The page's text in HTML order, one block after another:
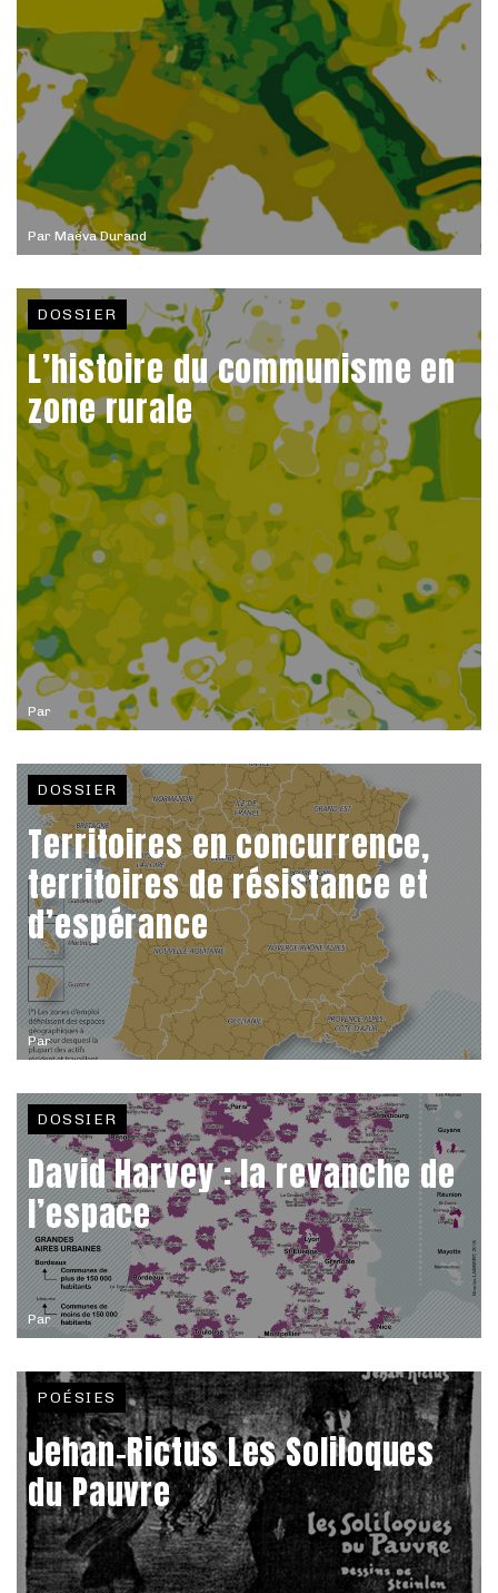
Par Maëva Durand
Par
DOSSIER
L’histoire du communisme en
zone rurale
Par
DOSSIER
Territoires en concurrence,
territoires de résistance et
d’espérance
Par
DOSSIER
David Harvey : la revanche de
l’espace
POÉSIES
Jehan-Rictus Les Soliloques
du Pauvre